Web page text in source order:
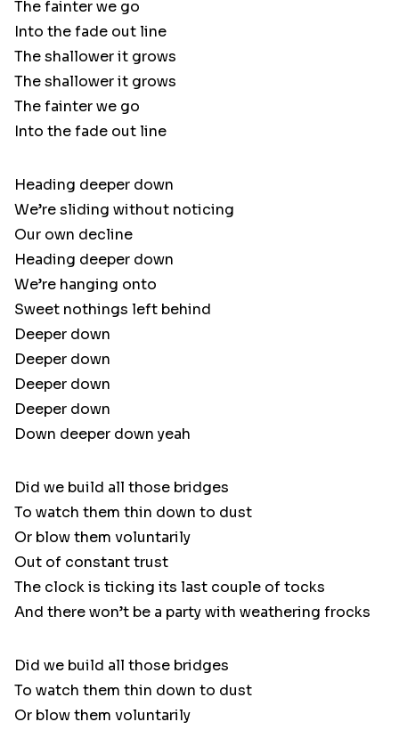
The fainter we go
Into the fade out line
The shallower it grows
The shallower it grows
The fainter we go
Into the fade out line
Heading deeper down
We’re sliding without noticing
Our own decline
Heading deeper down
We’re hanging onto
Sweet nothings left behind
Deeper down
Deeper down
Deeper down
Deeper down
Down deeper down yeah
Did we build all those bridges
To watch them thin down to dust
Or blow them voluntarily
Out of constant trust
The clock is ticking its last couple of tocks
And there won’t be a party with weathering frocks
Did we build all those bridges
To watch them thin down to dust
Or blow them voluntarily